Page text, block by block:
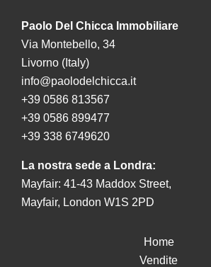
Paolo Del Chicca Immobiliare
Via Montebello, 34
Livorno (Italy)
info@paolodelchicca.it
+39 0586 813567
+39 0586 899477
+39 338 6749620
La nostra sede a Londra:
Mayfair: 41-43 Maddox Street,
Mayfair, London W1S 2PD
Home
Vendite